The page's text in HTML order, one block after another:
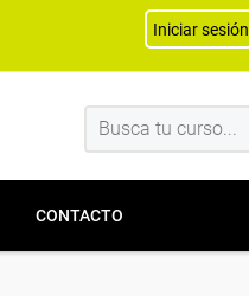
Iniciar sesión
CONTACTO